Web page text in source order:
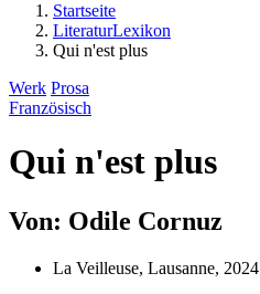
Startseite
LiteraturLexikon
Qui n'est plus
Werk Prosa
Französisch
Qui n'est plus
Von: Odile Cornuz
La Veilleuse, Lausanne, 2024